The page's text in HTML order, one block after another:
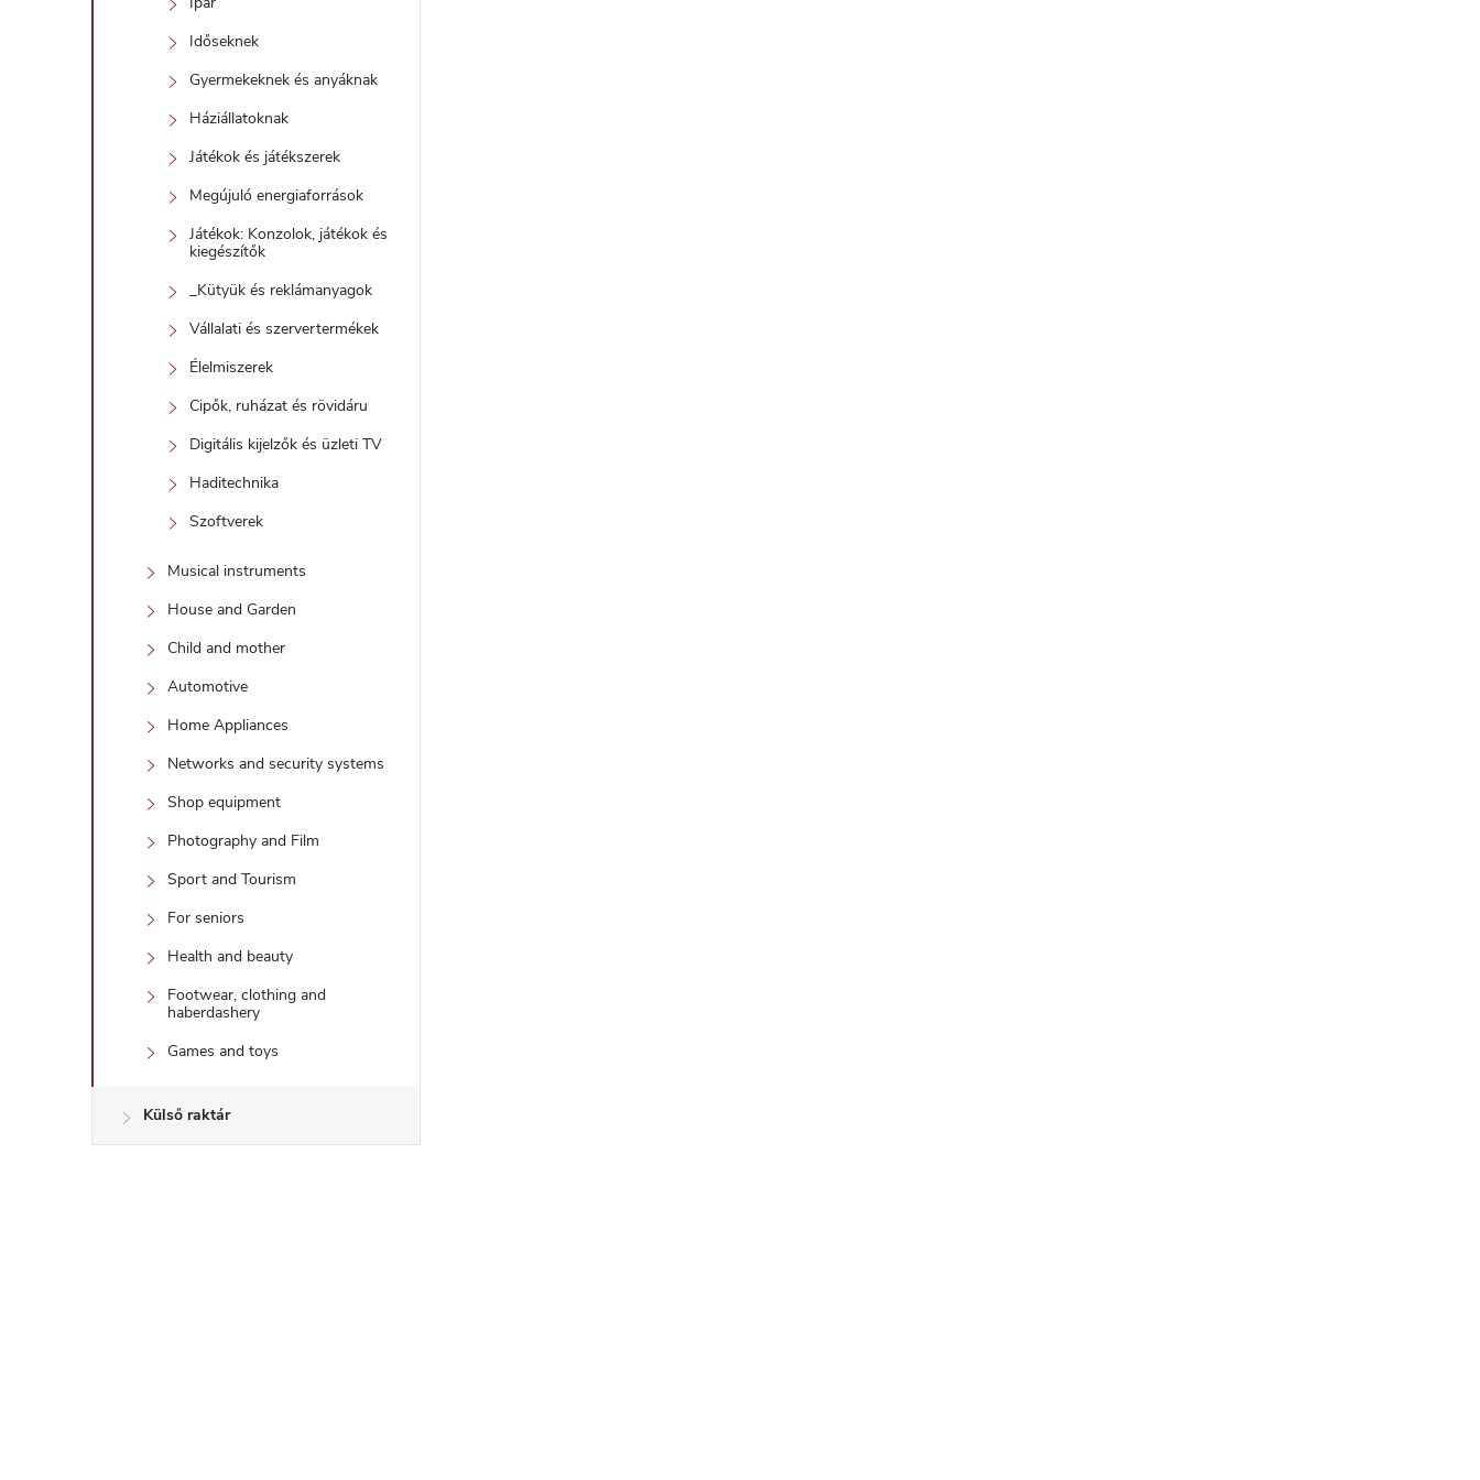
Időseknek
Gyermekeknek és anyáknak
Háziállatoknak
Játékok és játékszerek
Megújuló energiaforrások
Játékok: Konzolok, játékok és
kiegészítők
_Kütyük és reklámanyagok
Vállalati és szervertermékek
Élelmiszerek
Cipők, ruházat és rövidáru
Digitális kijelzők és üzleti TV
Haditechnika
Szoftverek
Musical instruments
House and Garden
Child and mother
Automotive
Home Appliances
Networks and security systems
Shop equipment
Photography and Film
Sport and Tourism
For seniors
Health and beauty
Footwear, clothing and
haberdashery
Games and toys
Külső raktár